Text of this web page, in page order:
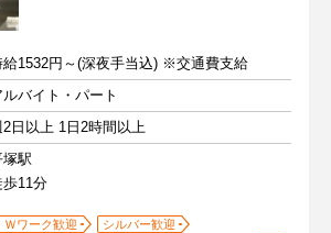
給1532円～(深夜手当込) ※交通費支給
ルバイト・パート
2日以上 1日2時間以上
塚駅
歩11分
Ｗワーク歓迎
シルバー歓迎